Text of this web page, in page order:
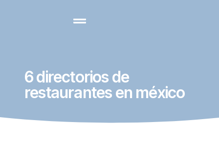
6 directorios de
restaurantes en méxico